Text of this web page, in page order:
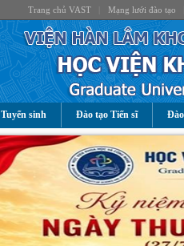
Trang chủ VAST| Mạng lưới đào tạo
Tuyển sinh Đào tạo Tiến sĩ